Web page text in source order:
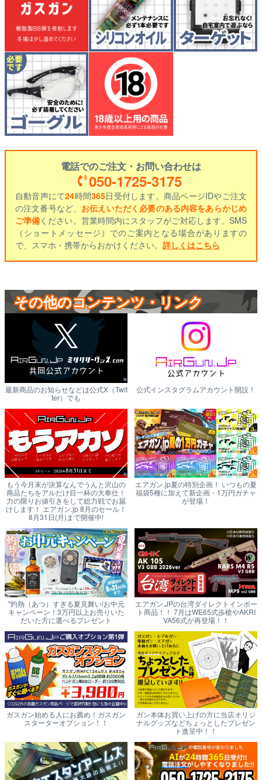
電話でのご注文・お問い合わせは
050-1725-3175
自動音声にて24時間365日受付します。商品ページIDやご注文
の注文番号など、 お伝えいただく必要のある内容をあらかじめ
ご準備ください。営業時間内にスタッフがご対応します。SMS
（ショートメッセージ）でのご案内となる場合がありますの
で、スマホ・携帯からおかけください。 詳しくはこちら
その他のコンテンツ・リンク
最新商品のお知らせなどは公式X（Twit
ter）でも
公式インスタグラムアカウント開設！
もう今月末が決算なんでうんと沢山の
商品たちをアルだけ目一杯の大奉仕！
力の限りお値引きをして総力戦でお届
けします！ エアガン.jp 8月のセール！
8月31日(月)まで開催中!
エアガン.jp夏の特別企画！ いつもの夏
福袋5種に加えて新企画・1万円ガチャ
が登場！
"灼熱（あつ）すぎる夏見舞い!お中元
キャンペーン！3万円以上お売りいた
だいた方に選べるプレゼント
エアガン.JPの台湾ダイレクトインポー
ト商品！！ 7月はWE65式歩槍やAKRI
VA56式が再登場！！
ガスガン始める人にお薦め！ガスガン
スターターオプション！！
ガン本体お買い上げの方に当店オリジ
ナルグッズなどちょっとしたプレゼン
ト進呈中！！